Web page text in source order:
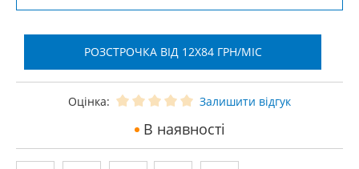
РОЗСТРОЧКА ВІД 12X84 ГРН/МІС
Оцінка: Залишити відгук
В наявності